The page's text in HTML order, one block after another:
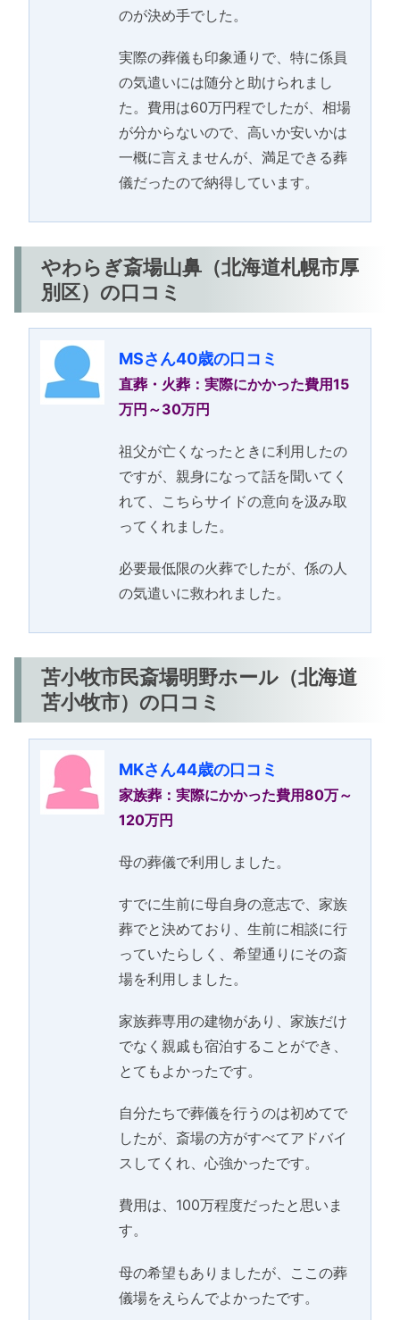
のが決め手でした。
実際の葬儀も印象通りで、特に係員
の気遣いには随分と助けられまし
た。費用は60万円程でしたが、相場
が分からないので、高いか安いかは
一概に言えませんが、満足できる葬
儀だったので納得しています。
やわらぎ斎場山鼻（北海道札幌市厚
別区）の口コミ
MSさん40歳の口コミ
直葬・火葬：実際にかかった費用15
万円～30万円
祖父が亡くなったときに利用したの
ですが、親身になって話を聞いてく
れて、こちらサイドの意向を汲み取
ってくれました。
必要最低限の火葬でしたが、係の人
の気遣いに救われました。
苫小牧市民斎場明野ホール（北海道
苫小牧市）の口コミ
MKさん44歳の口コミ
家族葬：実際にかかった費用80万～
120万円
母の葬儀で利用しました。
すでに生前に母自身の意志で、家族
葬でと決めており、生前に相談に行
っていたらしく、希望通りにその斎
場を利用しました。
家族葬専用の建物があり、家族だけ
でなく親戚も宿泊することができ、
とてもよかったです。
自分たちで葬儀を行うのは初めてで
したが、斎場の方がすべてアドバイ
スしてくれ、心強かったです。
費用は、100万程度だったと思いま
す。
母の希望もありましたが、ここの葬
儀場をえらんでよかったです。